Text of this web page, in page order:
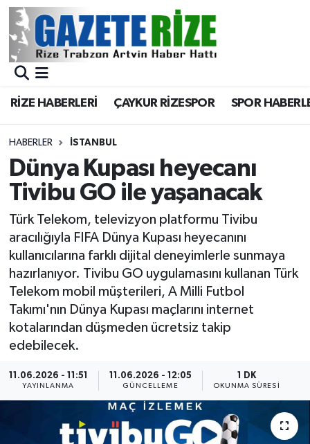
RİZE HABERLERİ ÇAYKUR RİZESPOR SPOR
HABERLER İSTANBUL
Dünya Kupası heyecanı
Tivibu GO ile yaşanacak
Türk Telekom, televizyon platformu Tivibu
aracılığıyla FIFA Dünya Kupası heyecanını
kullanıcılarına farklı dijital deneyimlerle sunmaya
hazırlanıyor. Tivibu GO uygulamasını kullanan Türk
Telekom mobil müşterileri, A Milli Futbol
Takımı'nın Dünya Kupası maçlarını internet
kotalarından düşmeden ücretsiz takip
edebilecek.
11.06.2026 - 11:51
YAYINLANMA
11.06.2026 - 12:05
GÜNCELLEME
1 DK
OKUNMA SÜRESI
BÖLGEMİZ
Asayiş
Rize Jandarma Komutanlığı
Bilim Teknoloji
Advertising news
Canlı Maç
ÇEVRE
Dış Haberler
EĞİTİM
Merkez Nöbetçi Eczaneler
Merkez Trafik Yoğunluk Haritası
Süper Lig Puan Durumu ve Fikstür
Tüm Manşetler
Son Dakika Haberleri